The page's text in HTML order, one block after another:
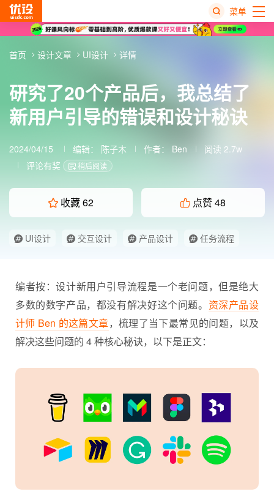
菜单
研究了20个产品后，我总结了
新用户引导的错误和设计秘诀
2024/04/15 编辑： 陈子木 作者： Ben
阅读 2.7w
评论有奖
稍后阅读
收藏62 点赞48
UI设计 交互设计 产品设计
任务流程
首页 设计文章 UI设计 详情
编者按：设计新用户引导流程是一个老问题，但是绝大
多数的数字产品，都没有解决好这个问题。 资深产品设
计师 Ben 的这篇文章，梳理了当下最常见的问题，以及
解决这些问题的 4 种核心秘诀，以下是正文：